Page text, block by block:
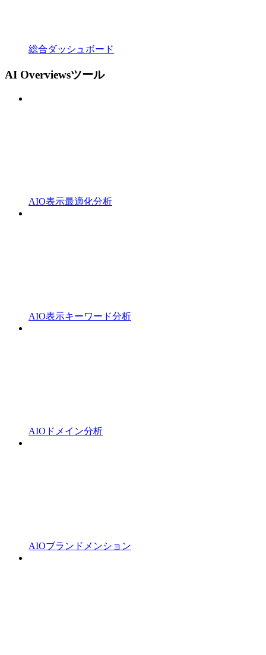
総合ダッシュボード
AI Overviewsツール
AIO表示最適化分析
AIO表示キーワード分析
AIOドメイン分析
AIOブランドメンション